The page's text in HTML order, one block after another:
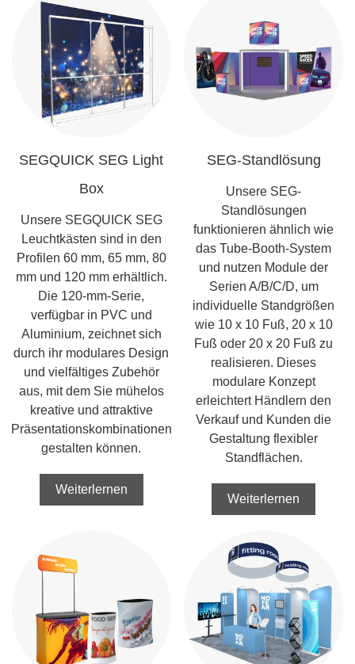
SEGQUICK SEG Light
Box
Unsere SEGQUICK SEG
Leuchtkästen sind in den
Profilen 60 mm, 65 mm, 80
mm und 120 mm erhältlich.
Die 120-mm-Serie,
verfügbar in PVC und
Aluminium, zeichnet sich
durch ihr modulares Design
und vielfältiges Zubehör
aus, mit dem Sie mühelos
kreative und attraktive
Präsentationskombinationen
gestalten können.
Weiterlernen
SEG-Standlösung
Unsere SEG-
Standlösungen
funktionieren ähnlich wie
das Tube-Booth-System
und nutzen Module der
Serien A/B/C/D, um
individuelle Standgrößen
wie 10 x 10 Fuß, 20 x 10
Fuß oder 20 x 20 Fuß zu
realisieren. Dieses
modulare Konzept
erleichtert Händlern den
Verkauf und Kunden die
Gestaltung flexibler
Standflächen.
Weiterlernen